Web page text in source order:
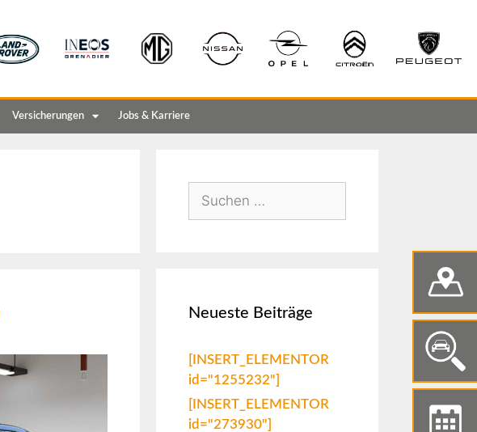
Versicherungen Jobs & Karriere
Neueste Beiträge
[INSERT_ELEMENTOR
id="1255232"]
[INSERT_ELEMENTOR
id="273930"]